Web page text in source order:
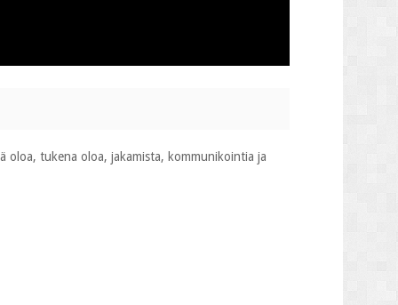
oloa, tukena oloa, jakamista, kommunikointia ja